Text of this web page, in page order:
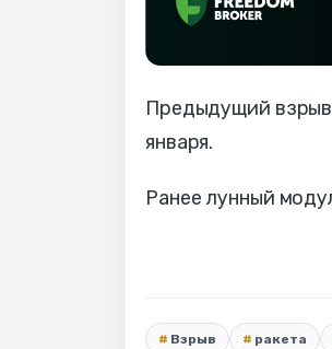
Предыдущий взрыв
января.
Ранее лунный
Взрыв ракета